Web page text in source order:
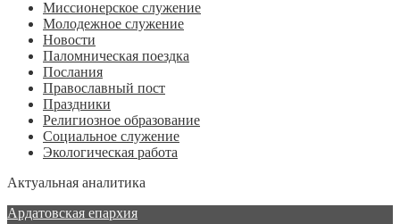
Миссионерское служение
Молодежное служение
Новости
Паломническая поездка
Послания
Православный пост
Праздники
Религиозное образование
Социальное служение
Экологическая работа
Актуальная аналитика
Ардатовская епархия